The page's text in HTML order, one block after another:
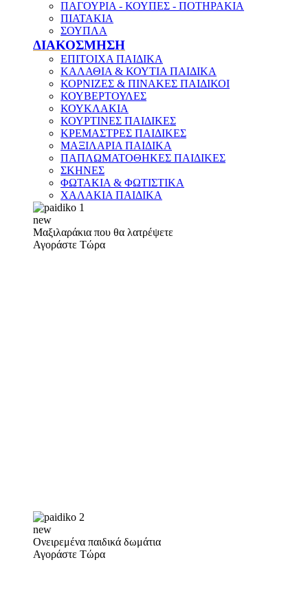
ΠΑΓΟΥΡΙΑ - ΚΟΥΠΕΣ - ΠΟΤΗΡΑΚΙΑ
ΠΙΑΤΑΚΙΑ
ΣΟΥΠΛΑ
ΔΙΑΚΟΣΜΗΣΗ
ΕΠΙΤΟΙΧΑ ΠΑΙΔΙΚΑ
ΚΑΛΑΘΙΑ & ΚΟΥΤΙΑ ΠΑΙΔΙΚΑ
ΚΟΡΝΙΖΕΣ & ΠΙΝΑΚΕΣ ΠΑΙΔΙΚΟΙ
ΚΟΥΒΕΡΤΟΥΛΕΣ
ΚΟΥΚΛΑΚΙΑ
ΚΟΥΡΤΙΝΕΣ ΠΑΙΔΙΚΕΣ
ΚΡΕΜΑΣΤΡΕΣ ΠΑΙΔΙΚΕΣ
ΜΑΞΙΛΑΡΙΑ ΠΑΙΔΙΚΑ
ΠΑΠΛΩΜΑΤΟΘΗΚΕΣ ΠΑΙΔΙΚΕΣ
ΣΚΗΝΕΣ
ΦΩΤΑΚΙΑ & ΦΩΤΙΣΤΙΚΑ
ΧΑΛΑΚΙΑ ΠΑΙΔΙΚΑ
new
Μαξιλαράκια που θα λατρέψετε
Αγοράστε Τώρα
new
Ονειρεμένα παιδικά δωμάτια
Αγοράστε Τώρα